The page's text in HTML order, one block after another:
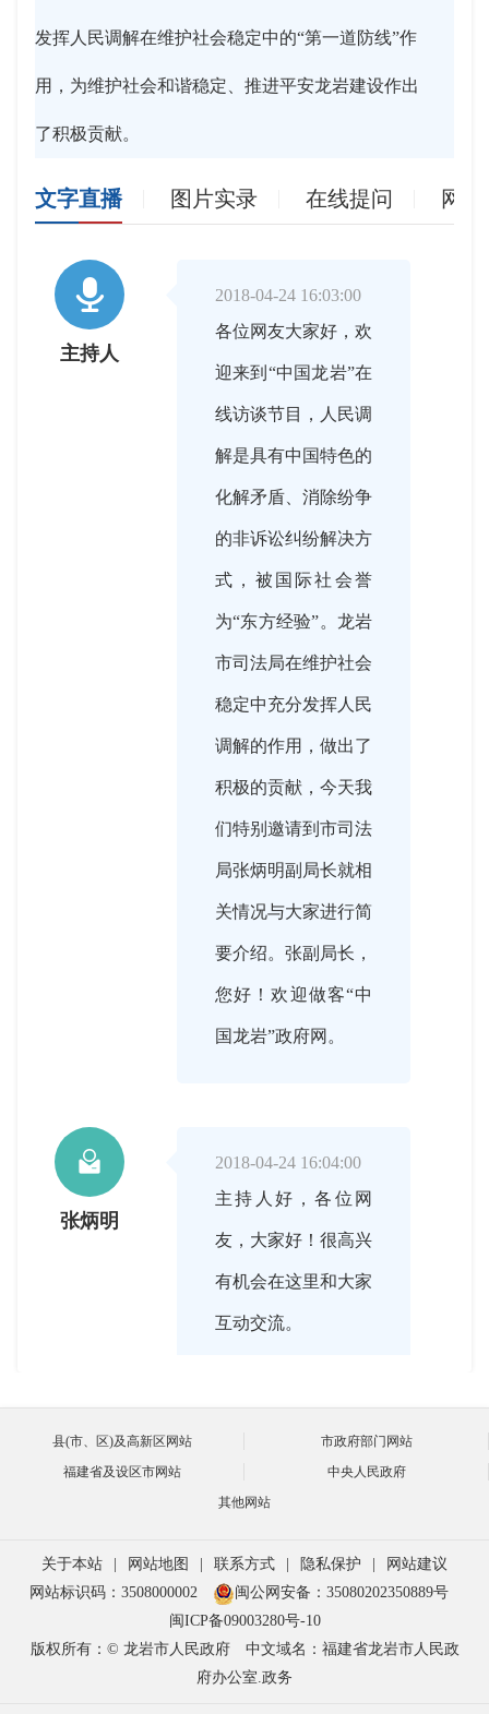
发挥人民调解在维护社会稳定中的“第一道防线”作
用，为维护社会和谐稳定、推进平安龙岩建设作出
了积极贡献。
文字直播 图片实录 在线提问 网

主持人
2018-04-24 16:03:00
各位网友大家好，欢
迎来到“中国龙岩”在
线访谈节目，人民调
解是具有中国特色的
化解矛盾、消除纷争
的非诉讼纠纷解决方
式，被国际社会誉
为“东方经验”。龙岩
市司法局在维护社会
稳定中充分发挥人民
调解的作用，做出了
积极的贡献，今天我
们特别邀请到市司法
局张炳明副局长就相
关情况与大家进行简
要介绍。张副局长，
您好！欢迎做客“中
国龙岩”政府网。

张炳明
2018-04-24 16:04:00
主持人好，各位网
友，大家好！很高兴
有机会在这里和大家
互动交流。

2018-04-24 16:04:00
质和作用。
县(市、区)及高新区网站
市政府部门网站
福建省及设区市网站
中央人民政府
其他网站
关于本站 网站地图 联系方式 隐私保护
网站建议
网站标识码：3508000002
闽公网安备：35080202350889号
闽ICP备09003280号-10
版权所有：© 龙岩市人民政府
中文域名：福建省龙岩市人民政
府办公室.政务